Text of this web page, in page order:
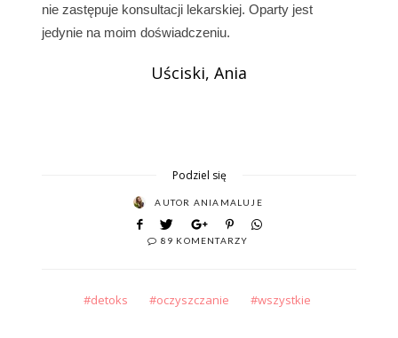
nie zastępuje konsultacji lekarskiej. Oparty jest
jedynie na moim doświadczeniu.
Uściski, Ania
Podziel się
AUTOR ANIAMALUJE
89 KOMENTARZY
detoks oczyszczanie wszystkie